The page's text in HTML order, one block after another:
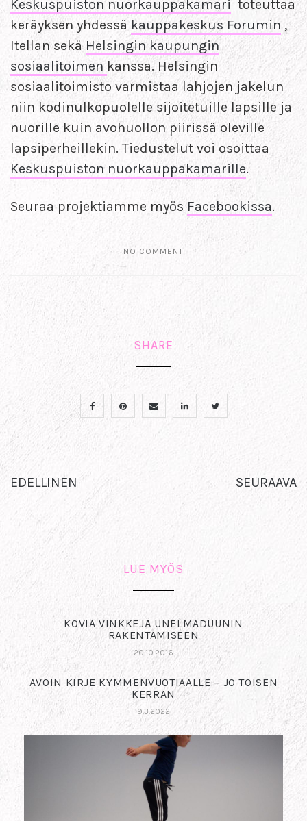
Keskuspuiston nuorkauppakamari toteuttaa
keräyksen yhdessä kauppakeskus Forumin ,
Itellan sekä Helsingin kaupungin
sosiaalitoimen kanssa. Helsingin
sosiaalitoimisto varmistaa lahjojen jakelun
niin kodinulkopuolelle sijoitetuille lapsille ja
nuorille kuin avohuollon piirissä oleville
lapsiperheillekin. Tiedustelut voi osoittaa
Keskuspuiston nuorkauppakamarille.
Seuraa projektiamme myös Facebookissa.
NO COMMENT
SHARE
EDELLINEN SEURAAVA
LUE MYÖS
KOVIA VINKKEJÄ UNELMADUUNIN
RAKENTAMISEEN
20.10.2016
AVOIN KIRJE KYMMENVUOTIAALLE – JO TOISEN
KERRAN
9.3.2022